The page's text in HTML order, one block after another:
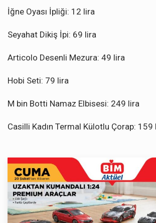
İğne Oyası İpliği: 12 lira
Seyahat Dikiş İpi: 69 lira
Articolo Desenli Mezura: 49 lira
Hobi Seti: 79 lira
M bin Botti Namaz Elbisesi: 249 lira
Casilli Kadın Termal Külotlu Çorap: 159